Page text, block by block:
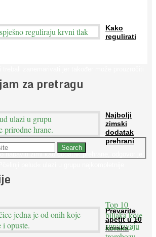
Kako
regulirati
Najbolji
zimski
dodatak
prehrani
nabaviti zimi kao dodatak prehrane, odgovor je:
Prevarite
apetit u 10
koraka
za pretragu
Top 10
biljaka koje
sprečavaju